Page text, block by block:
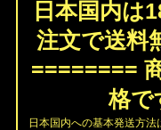
日本国内は
注文で送料
========
格で
日本国内への基本発送方